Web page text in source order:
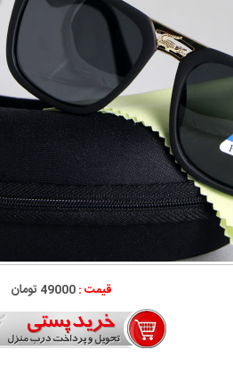
قیمت :49000 تومان